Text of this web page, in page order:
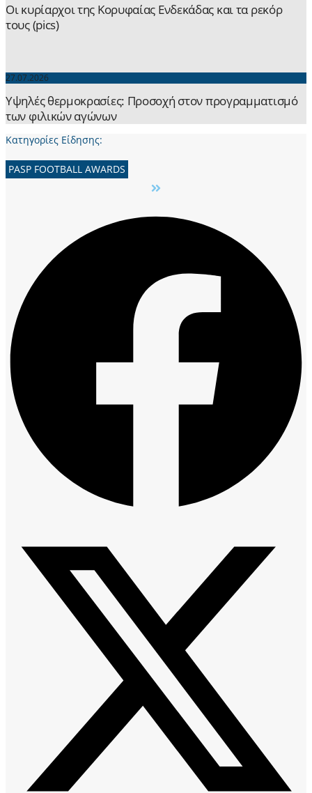
Οι κυρίαρχοι της Κορυφαίας Ενδεκάδας και τα ρεκόρ
τους (pics)
27.07.2026
Yψηλές θερμοκρασίες: Προσοχή στον προγραμματισμό
των φιλικών αγώνων
Κατηγορίες Είδησης:
PASP FOOTBALL AWARDS